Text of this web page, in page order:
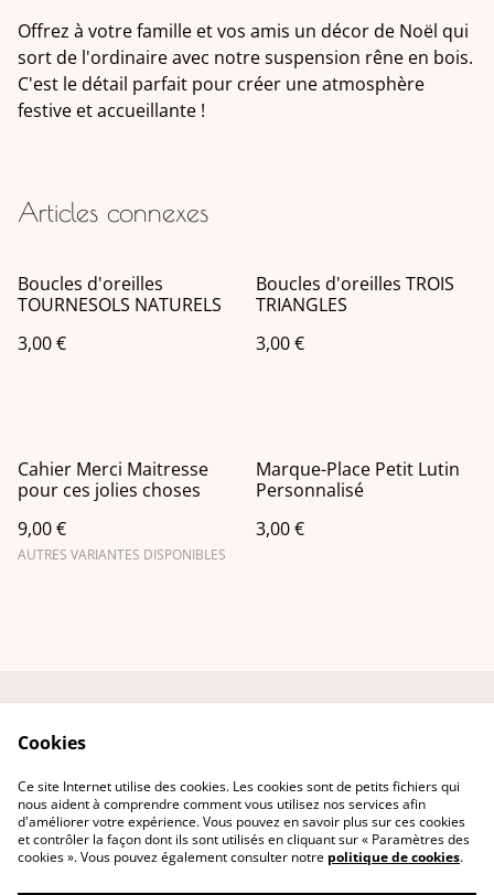
Offrez à votre famille et vos amis un décor de Noël qui
sort de l'ordinaire avec notre suspension rêne en bois.
C'est le détail parfait pour créer une atmosphère
festive et accueillante !
Articles connexes
Boucles d'oreilles
TOURNESOLS NATURELS
3,00 €
Boucles d'oreilles TROIS
TRIANGLES
3,00 €
Cahier Merci Maitresse
pour ces jolies choses
9,00 €
AUTRES VARIANTES DISPONIBLES
Marque-Place Petit Lutin
Personnalisé
3,00 €
confidentialité
Politique des cookies
Cookies
Ce site Internet utilise des cookies. Les cookies sont de petits fichiers qui
nous aident à comprendre comment vous utilisez nos services afin
d'améliorer votre expérience. Vous pouvez en savoir plus sur ces cookies
et contrôler la façon dont ils sont utilisés en cliquant sur « Paramètres des
cookies ». Vous pouvez également consulter notre politique de cookies.